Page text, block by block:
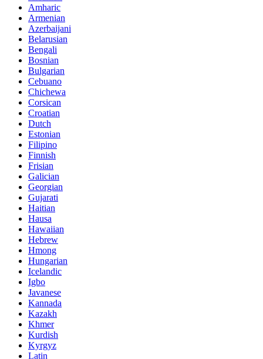
Amharic
Armenian
Azerbaijani
Belarusian
Bengali
Bosnian
Bulgarian
Cebuano
Chichewa
Corsican
Croatian
Dutch
Estonian
Filipino
Finnish
Frisian
Galician
Georgian
Gujarati
Haitian
Hausa
Hawaiian
Hebrew
Hmong
Hungarian
Icelandic
Igbo
Javanese
Kannada
Kazakh
Khmer
Kurdish
Kyrgyz
Latin